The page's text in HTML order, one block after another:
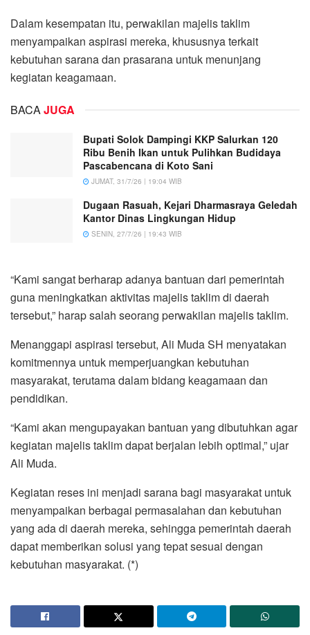
Dalam kesempatan itu, perwakilan majelis taklim
menyampaikan aspirasi mereka, khususnya terkait
kebutuhan sarana dan prasarana untuk menunjang
kegiatan keagamaan.
BACAJUGA
Bupati Solok Dampingi KKP Salurkan 120
Ribu Benih Ikan untuk Pulihkan Budidaya
Pascabencana di Koto Sani
JUMAT, 31/7/26 | 19:04 WIB
Dugaan Rasuah, Kejari Dharmasraya Geledah
Kantor Dinas Lingkungan Hidup
SENIN, 27/7/26 | 19:43 WIB
“Kami sangat berharap adanya bantuan dari pemerintah
guna meningkatkan aktivitas majelis taklim di daerah
tersebut,” harap salah seorang perwakilan majelis taklim.
Menanggapi aspirasi tersebut, Ali Muda SH menyatakan
komitmennya untuk memperjuangkan kebutuhan
masyarakat, terutama dalam bidang keagamaan dan
pendidikan.
“Kami akan mengupayakan bantuan yang dibutuhkan agar
kegiatan majelis taklim dapat berjalan lebih optimal,” ujar
Ali Muda.
Kegiatan reses ini menjadi sarana bagi masyarakat untuk
menyampaikan berbagai permasalahan dan kebutuhan
yang ada di daerah mereka, sehingga pemerintah daerah
dapat memberikan solusi yang tepat sesuai dengan
kebutuhan masyarakat. (*)